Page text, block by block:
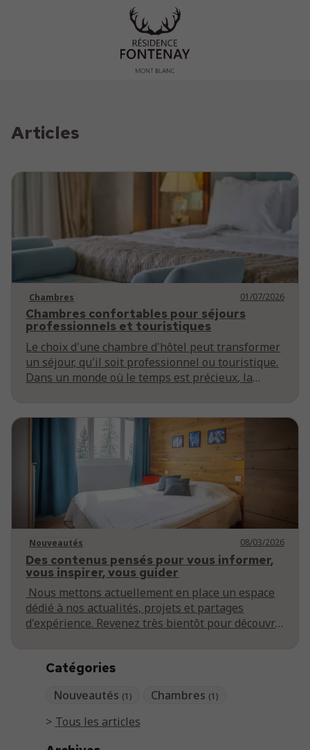
Catégories
Nouveautés (1) Chambres (1)
Tous les articles
Articles
Chambres 01/07/2026
Chambres confortables pour séjours
professionnels et touristiques
Le choix d'une chambre d'hôtel peut transformer
un séjour, qu'il soit professionnel ou touristique.
Dans un monde où le temps est précieux, la
les différents aspects des chambres confortables,
en mettant l'accent sur les besoins des voyageurs
d'affaires et des touristes.
Nouveautés 08/03/2026
Des contenus pensés pour vous informer,
vous inspirer, vous guider
Nous mettons actuellement en place un espace
dédié à nos actualités, projets et partages
d'expérience. Revenez très bientôt pour découvrir